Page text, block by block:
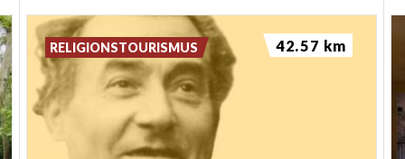
RELIGIONSTOURISMUS 42.57 km